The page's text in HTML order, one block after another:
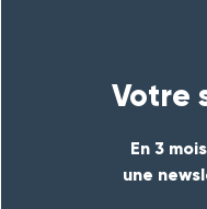
Votre
En 3
une